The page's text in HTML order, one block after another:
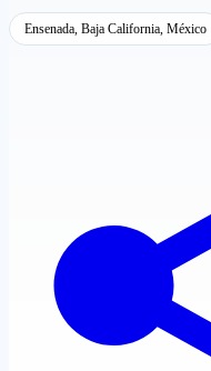
Ensenada, Baja California, México